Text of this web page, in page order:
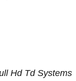
Hd Td Systems